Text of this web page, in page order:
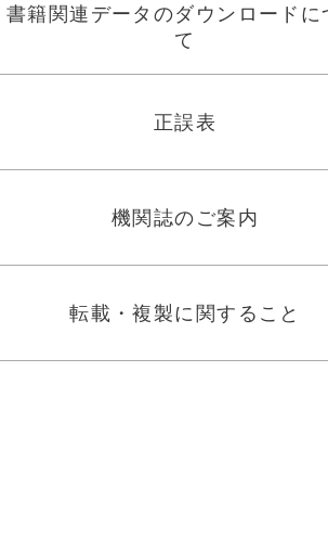
書籍関連データのダウンロードに
て
正誤表
機関誌のご案内
転載・複製に関すること